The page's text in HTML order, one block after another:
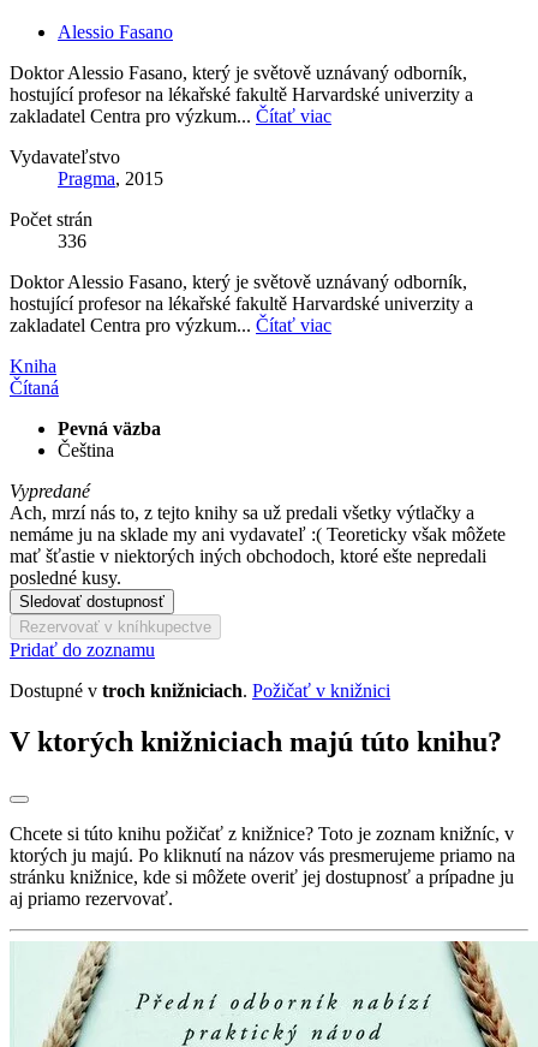
Alessio Fasano
Doktor Alessio Fasano, který je světově uznávaný odborník,
hostující profesor na lékařské fakultě Harvardské univerzity a
zakladatel Centra pro výzkum... Čítať viac
Vydavateľstvo
Pragma, 2015
Počet strán
336
Doktor Alessio Fasano, který je světově uznávaný odborník,
hostující profesor na lékařské fakultě Harvardské univerzity a
zakladatel Centra pro výzkum... Čítať viac
Kniha
Čítaná
Pevná väzba
Čeština
Vypredané
Ach, mrzí nás to, z tejto knihy sa už predali všetky výtlačky a
nemáme ju na sklade my ani vydavateľ :( Teoreticky však môžete
mať šťastie v niektorých iných obchodoch, ktoré ešte nepredali
posledné kusy.
Sledovať dostupnosť
Rezervovať v kníhkupectve
Pridať do zoznamu
Dostupné v troch knižniciach. Požičať v knižnici
V ktorých knižniciach majú túto knihu?
Chcete si túto knihu požičať z knižnice? Toto je zoznam knižníc, v
ktorých ju majú. Po kliknutí na názov vás presmerujeme priamo na
stránku knižnice, kde si môžete overiť jej dostupnosť a prípadne ju
aj priamo rezervovať.